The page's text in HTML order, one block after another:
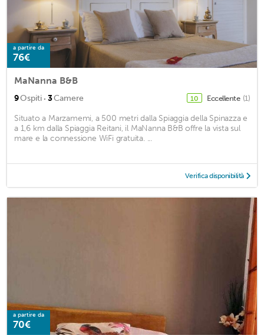
a partire da
76€
MaNanna B&B
9Ospiti · 3Camere 10 Eccellente (1)
Situato a Marzamemi, a 500 metri dalla Spiaggia della Spinazza e
a 1,6 km dalla Spiaggia Reitani, il MaNanna B&B offre la vista sul
mare e la connessione WiFi gratuita. ...
Verifica disponibilità
a partire da
70€